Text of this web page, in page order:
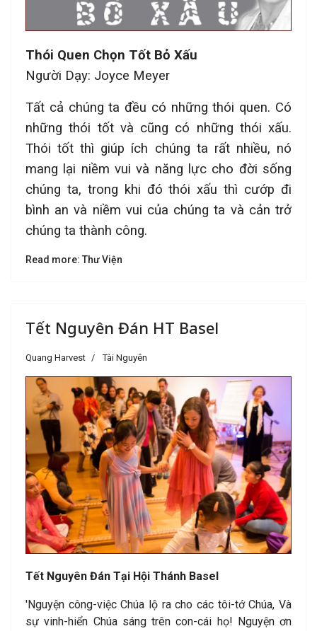
Thói Quen Chọn Tốt Bỏ Xấu
Người Dạy: Joyce Meyer
Tất cả chúng ta đều có những thói quen. Có
những thói tốt và cũng có những thói xấu.
Thói tốt thì giúp ích chúng ta rất nhiều, nó
mang lại niềm vui và năng lực cho đời sống
chúng ta, trong khi đó thói xấu thì cướp đi
bình an và niềm vui của chúng ta và cản trở
chúng ta thành công.
Read more: Thư Viện
Tết Nguyên Đán HT Basel
Quang Harvest Tài Nguyên
Tết Nguyên Đán Tại Hội Thánh Basel
'Nguyện công-việc Chúa lộ ra cho các tôi-tớ Chúa, Và
sự vinh-hiển Chúa sáng trên con-cái họ! Nguyện ơn